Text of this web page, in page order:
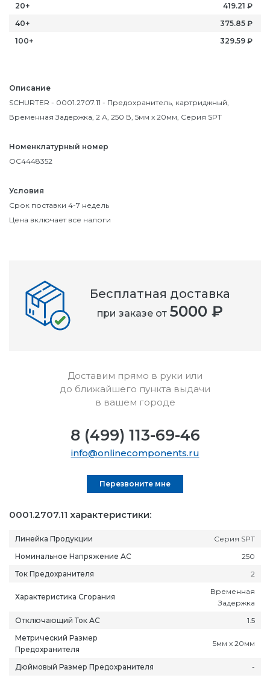
Описание
SCHURTER - 0001.2707.11 - Предохранитель, картриджный,
Временная Задержка, 2 А, 250 В, 5мм x 20мм, Серия SPT
Номенклатурный номер
OC4448352
Условия
Срок поставки 4-7 недель
Цена включает все налоги
20+
419.21 ₽
40+
375.85 ₽
100+
329.59 ₽
0001.2707.11 характеристики:
Линейка Продукции
Серия SPT
Номинальное Напряжение AC
250
Ток Предохранителя
2
Характеристика Сгорания
Временная
Задержка
Отключающий Ток AC
1.5
Метрический Размер
Предохранителя
5мм x 20мм
Дюймовый Размер Предохранителя -
Бесплатная доставка
при заказе от 5000 ₽
Доставим прямо в руки или
до ближайшего пункта выдачи
в вашем городе
8 (499) 113-69-46
info@onlinecomponents.ru
Перезвоните мне